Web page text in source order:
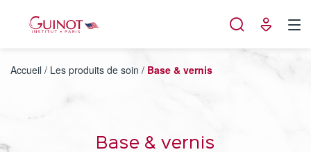
Accueil / Les produits de soin / Base & vernis
Base & vernis